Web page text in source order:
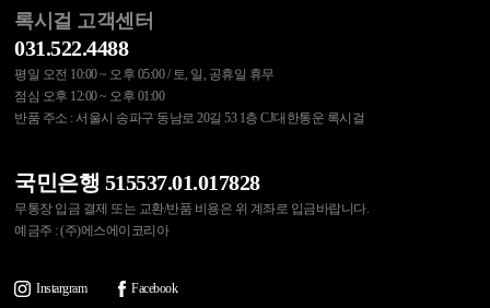
록시걸 고객센터
031.522.4488
평일 오전 10:00 ~ 오후 05:00 / 토, 일, 공휴일 휴무
점심 오후 12:00 ~ 오후 01:00
반품 주소 : 서울시 송파구 동남로 20길 53 1층 CJ대한통운 록시걸
국민은행 515537.01.017828
무통장 입금 결제 또는 교환/반품 비용은 위 계좌로 입금바랍니다.
예금주 : (주)에스에이코리아
Instargram Facebook